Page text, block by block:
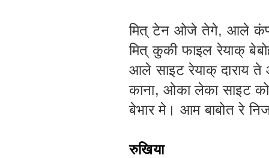
मित् टेन ओजे तेगे, आले
मित् कुकी फाइल रेयाक्
आले साइट रेयाक् दाराय ते
काना, ओका लेका साइट को
बेभार मे। आम बाबोत रे
रुखिया